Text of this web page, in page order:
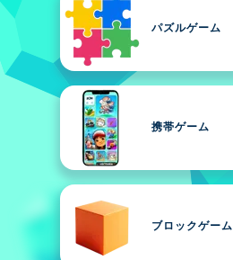
パズルゲーム
携帯ゲーム
ブロックゲーム